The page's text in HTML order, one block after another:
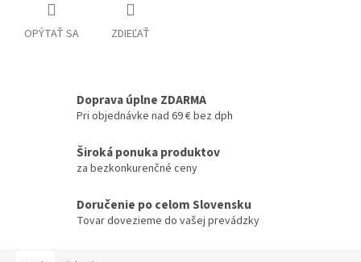
OPÝTAŤ SA ZDIEĽAŤ
Doprava úplne ZDARMA
Pri objednávke nad 69 € bez dph
Široká ponuka produktov
za bezkonkurenčné ceny
Doručenie po celom Slovensku
Tovar dovezieme do vašej prevádzky